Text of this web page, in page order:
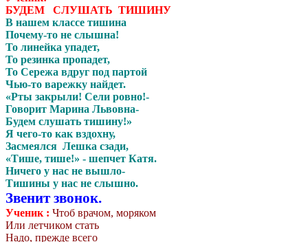
БУДЕМ СЛУШАТЬ ТИШИНУ
В нашем классе тишина
Почему-то не слышна!
То линейка упадет,
То резинка пропадет,
То Сережа вдруг под партой
Чью-то варежку найдет.
«Рты закрыли! Сели ровно!-
Говорит Марина Львовна-
Будем слушать тишину!»
Я чего-то как вздохну,
Засмеялся Лешка сзади,
«Тише, тише!» - шепчет Катя.
Ничего у нас не вышло-
Тишины у нас не слышно.
Звенит звонок.
Ученик : Чтоб врачом, моряком
Или летчиком стать
Надо, прежде всего